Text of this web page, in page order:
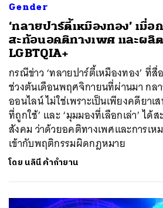
Gender
‘ทลายปาร์ตี้เหมืองทอง’ เมื่อ
สะท้อนอคติทางเพศ และผลิ
LGBTQIA+
กรณีข่าว ‘ทลายปาร์ตี้เหมืองทอง’ ที่
ช่วงต้นเดือนพฤศจิกายนที่ผ่านมา กลา
ออนไลน์ ไม่ใช่เพราะเป็นเพียงคดียาเ
ที่ถูกใช้’ และ ‘มุมมองที่เลือกเล่า’ ได้
สังคม ว่าด้วยอคติทางเพศและการเห
เข้ากับพฤติกรรมผิดกฎหมาย
โดย นลินี ค้ากำยาน